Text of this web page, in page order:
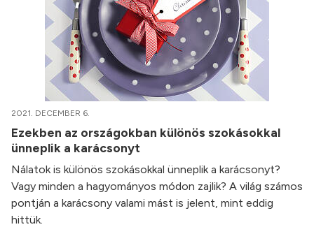
2021. DECEMBER 6.
Ezekben az országokban különös szokásokkal
ünneplik a karácsonyt
Nálatok is különös szokásokkal ünneplik a karácsonyt?
Vagy minden a hagyományos módon zajlik? A világ számos
pontján a karácsony valami mást is jelent, mint eddig
hittük.